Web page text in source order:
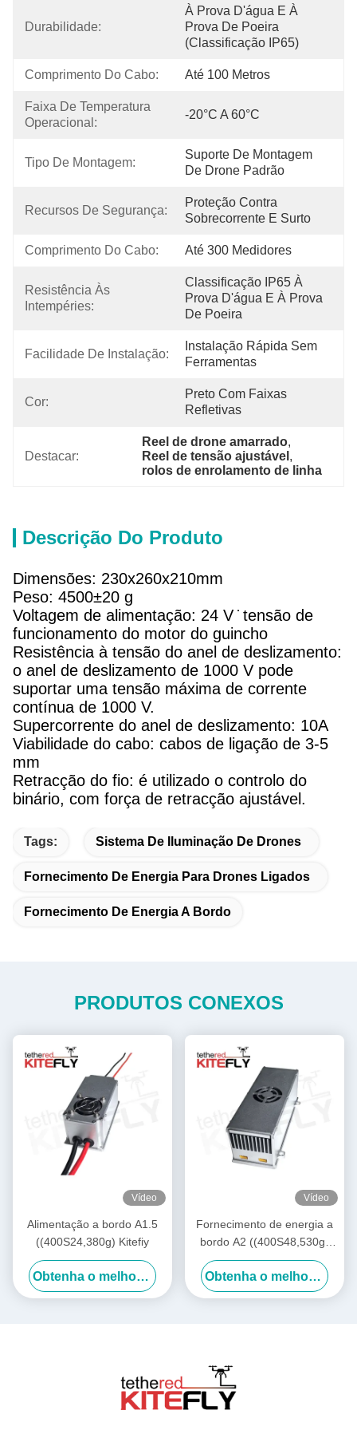
Durabilidade:
À Prova D'água E À
Prova De Poeira
(classificação IP65)
Comprimento Do Cabo: Até 100 Metros
Faixa De Temperatura
Operacional:
-20°C A 60°C
Tipo De Montagem:
Suporte De Montagem
De Drone Padrão
Recursos De Segurança:
Proteção Contra
Sobrecorrente E Surto
Comprimento Do Cabo: Até 300 Medidores
Resistência Às
Intempéries:
Classificação IP65 À
Prova D'água E À Prova
De Poeira
Facilidade De Instalação:
Instalação Rápida Sem
Ferramentas
Cor:
Preto Com Faixas
Refletivas
Destacar:
Reel de drone amarrado,
Reel de tensão ajustável ,
rolos de enrolamento de linha
Descrição Do Produto
Dimensões: 230x260x210mm
Peso: 4500±20 g
Voltagem de alimentação: 24 V ̇ tensão de
funcionamento do motor do guincho
Resistência à tensão do anel de deslizamento:
o anel de deslizamento de 1000 V pode
suportar uma tensão máxima de corrente
contínua de 1000 V.
Supercorrente do anel de deslizamento: 10A
Viabilidade do cabo: cabos de ligação de 3-5
mm
Retracção do fio: é utilizado o controlo do
binário, com força de retracção ajustável.
Tags: Sistema De Iluminação De Drones
Fornecimento De Energia Para Drones Ligados
Fornecimento De Energia A Bordo
PRODUTOS CONEXOS
Vídeo
Alimentação a bordo A1.5
((400S24,380g) Kitefiy
Obtenha o melhor preço
Vídeo
Fornecimento de energia a
bordo A2 ((400S48,530g)
Kitefiy
Obtenha o melhor preço